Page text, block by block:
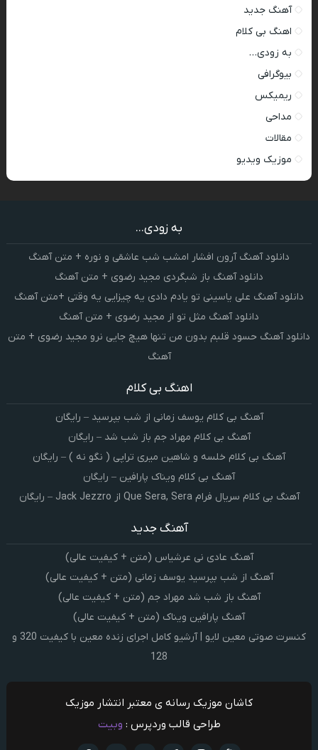
آهنگ جدید
اهنگ بی کلام
به زودی…
بیوگرافی
ریمیکس
مداحی
مقالات
موزیک ویدیو
به زودی...
دانلود آهنگ آرون افشار امشب شب عاشقی و نوره + متن آهنگ
دانلود آهنگ باز شبگردی مجید رضوی + متن آهنگ
دانلود آهنگ علی یاسینی تو یادم دادی یه چیزایی یه وقتی +متن آهنگ
دانلود آهنگ مثل تو از مجید رضوی + متن آهنگ
دانلود آهنگ حسود قلبم بدون من تنها هیچ جایی نرو مجید رضوی + متن
آهنگ
اهنگ بی کلام
آهنگ بی کلام یوسف زمانی از شب بپرسید – رایگان
آهنگ بی کلام مهراد جم باز شب شد – رایگان
آهنگ بی کلام خلسه و شاهین میری تراپی ( نگو نه ) – رایگان
آهنگ بی کلام ویناک پارافین – رایگان
آهنگ بی کلام سریال فرام Que Sera, Sera از Jack Jezzro – رایگان
آهنگ جدید
آهنگ عادی نی عرشیاس (متن + کیفیت عالی)
آهنگ از شب بپرسید یوسف زمانی (متن + کیفیت عالی)
آهنگ باز شب شد مهراد جم (متن + کیفیت عالی)
آهنگ پارافین ویناک (متن + کیفیت عالی)
کنسرت صوتی معین لایو | آرشیو کامل اجرای زنده معین با کیفیت 320 و
128
کاشان موزیک رسانه ی معتبر انتشار موزیک
طراحی قالب وردپرس : وبیت